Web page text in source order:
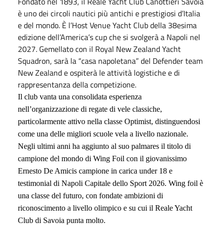
è uno dei circoli nautici più antichi e prestigiosi d’Italia
e del mondo. È l’Host Venue Yacht Club della 38esima
edizione dell’America’s cup che si svolgerà a Napoli nel
2027. Gemellato con il Royal New Zealand Yacht
Squadron, sarà la “casa napoletana” del Defender team
New Zealand e ospiterà le attività logistiche e di
rappresentanza della competizione.
Il club vanta una consolidata esperienza
nell’organizzazione di regate di vele classiche,
particolarmente attivo nella classe Optimist, distinguendosi
come una delle migliori scuole vela a livello nazionale.
Negli ultimi anni ha aggiunto al suo palmares il titolo di
campione del mondo di Wing Foil con il giovanissimo
Ernesto De Amicis campione in carica under 18 e
testimonial di Napoli Capitale dello Sport 2026. Wing foil è
una classe del futuro, con fondate ambizioni di
riconoscimento a livello olimpico e su cui il Reale Yacht
Club di Savoia punta molto.